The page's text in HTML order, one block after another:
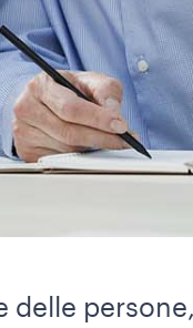
delle persone,